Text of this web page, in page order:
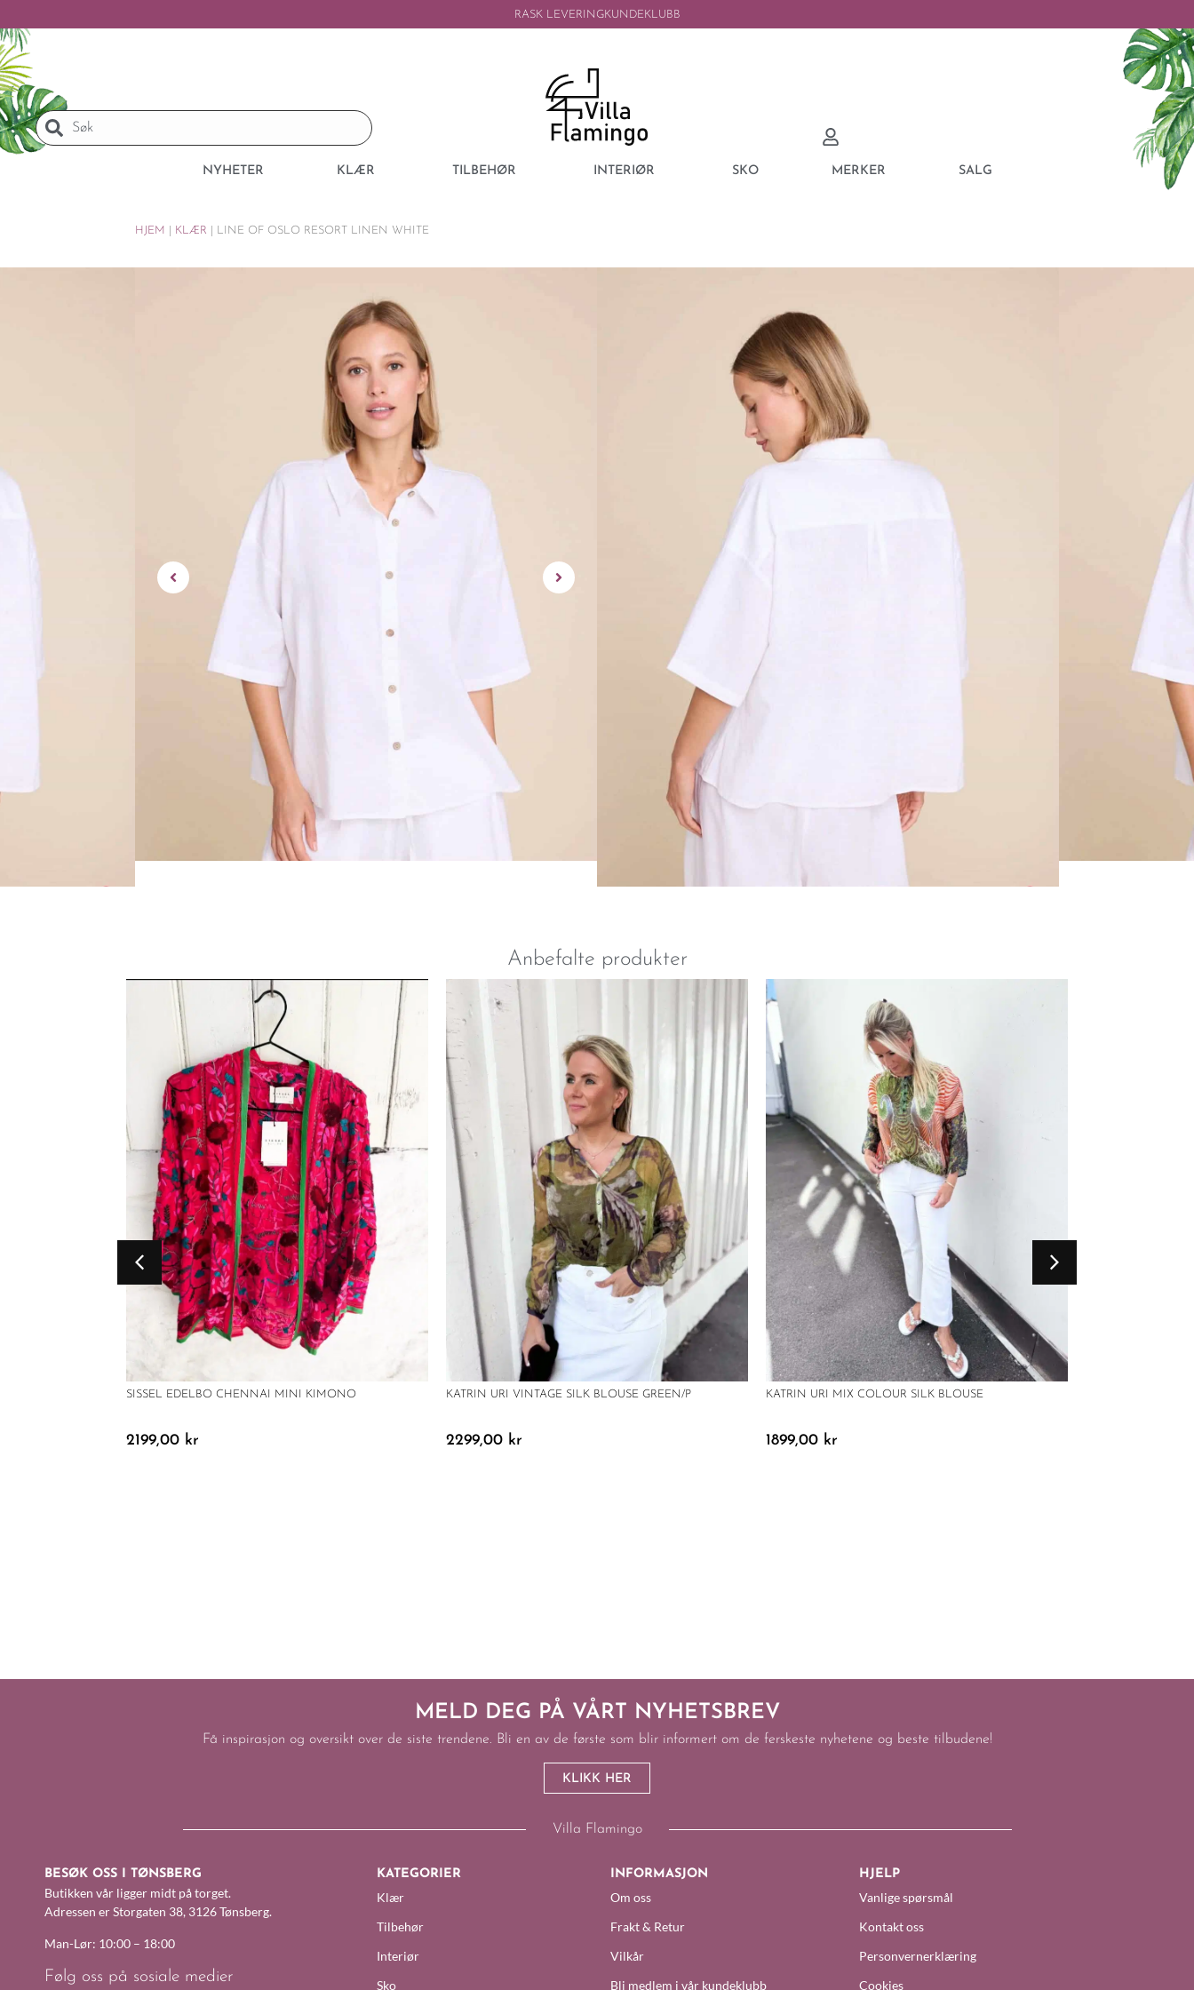
RASK LEVERINGKUNDEKLUBB
NYHETER KLÆR TILBEHØR INTERIØR SKO MERKER SALG
HJEM KLÆR LINE OF OSLO RESORT LINEN WHITE
LINE OF OSLO RESORT LINEN
Dette produktet er dessverre utsolgt og ikke lenger
tilgjengelig for kjop.
Klassisk og fin skjorte i lin med knepping.
Dette produktet er for tiden utsolgt og utilgjengelig.
Anbefalte produkter
SISSEL EDELBO CHENNAI MINI KIMONO
2199,00 kr
KATRIN URI VINTAGE SILK BLOUSE GREEN/P
2299,00 kr
KATRIN URI MIX COLOUR SILK BLOUSE
1899,00 kr
MELD DEG PÅ VÅRT NYHETSBREV
Få inspirasjon og oversikt over de siste trendene. Bli en av de første som blir informert om de ferskeste nyhetene og beste tilbudene!
KLIKK HER
Villa Flamingo
BESØK OSS I TØNSBERG
Butikken vår ligger midt på torget.
Adressen er Storgaten 38, 3126 Tønsberg.
Man-Lør: 10:00 – 18:00
Følg oss på sosiale medier
KATEGORIER
Klær
Tilbehør
Interiør
Sko
INFORMASJON
Om oss
Frakt & Retur
Vilkår
Bli medlem i vår kundeklubb
HJELP
Vanlige spørsmål
Kontakt oss
Personvernerklæring
Cookies